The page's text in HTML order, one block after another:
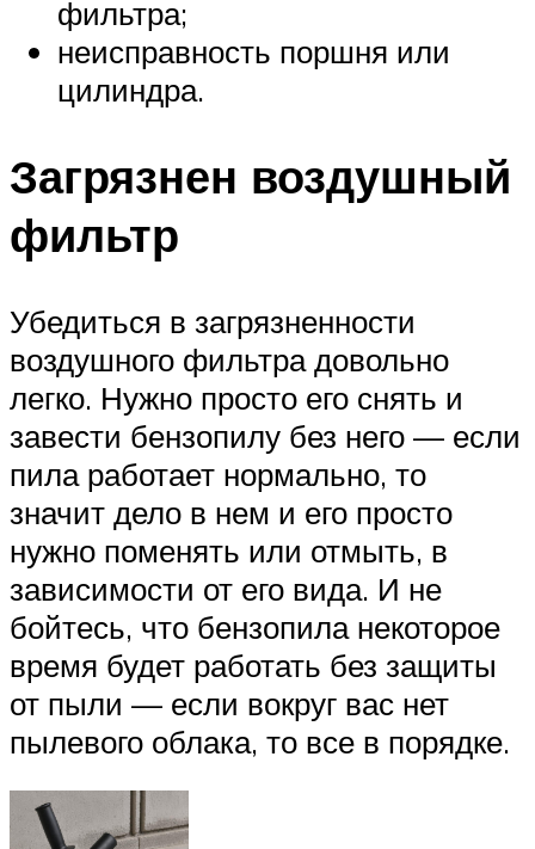
фильтра;
неисправность поршня или
цилиндра.
Загрязнен воздушный
фильтр
Убедиться в загрязненности
воздушного фильтра довольно
легко. Нужно просто его снять и
завести бензопилу без него — если
пила работает нормально, то
значит дело в нем и его просто
нужно поменять или отмыть, в
зависимости от его вида. И не
бойтесь, что бензопила некоторое
время будет работать без защиты
от пыли — если вокруг вас нет
пылевого облака, то все в порядке.